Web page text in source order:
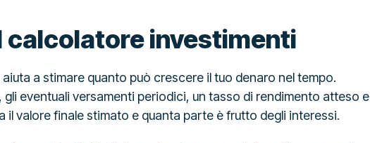
calcolatore investimenti
aiuta a stimare quanto può crescere il tuo denaro nel tempo.
eventuali versamenti periodici, un tasso di rendimento atteso e
il valore finale stimato e quanta parte è frutto degli interessi.